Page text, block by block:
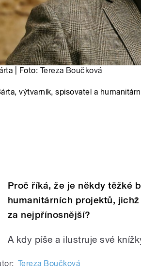
| Foto: Tereza Boučková
výtvarník, spisovatel a
Proč říká, že je někdy těžké
humanitárních projektů,
za nejpřínosnější?
A kdy píše a ilustruje své
Tereza Boučková